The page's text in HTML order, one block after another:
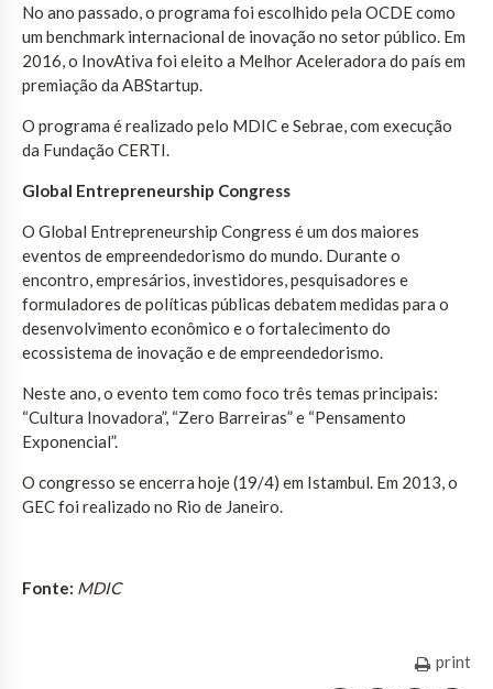
No ano passado, o programa foi escolhido pela OCDE como
um benchmark internacional de inovação no setor público. Em
2016, o InovAtiva foi eleito a Melhor Aceleradora do país em
premiação da ABStartup.
O programa é realizado pelo MDIC e Sebrae, com execução
da Fundação CERTI.
Global Entrepreneurship Congress
O Global Entrepreneurship Congress é um dos maiores
eventos de empreendedorismo do mundo. Durante o
encontro, empresários, investidores, pesquisadores e
formuladores de políticas públicas debatem medidas para o
desenvolvimento econômico e o fortalecimento do
ecossistema de inovação e de empreendedorismo.
Neste ano, o evento tem como foco três temas principais:
“Cultura Inovadora”, “Zero Barreiras” e “Pensamento
Exponencial”.
O congresso se encerra hoje (19/4) em Istambul. Em 2013, o
GEC foi realizado no Rio de Janeiro.
Fonte: MDIC
print